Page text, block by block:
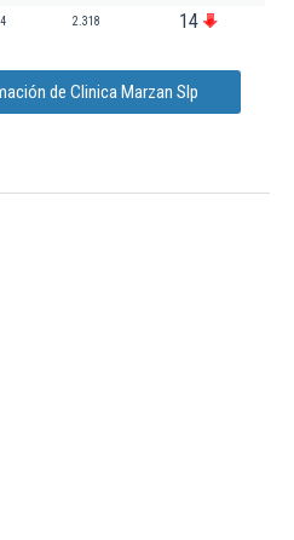
2.318 14
de Clinica Marzan Slp